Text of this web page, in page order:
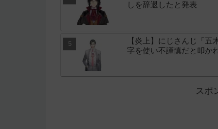
しを辞退したと発表
【炎上】にじさんじ「
字を使い不謹慎だと叩か
スポ